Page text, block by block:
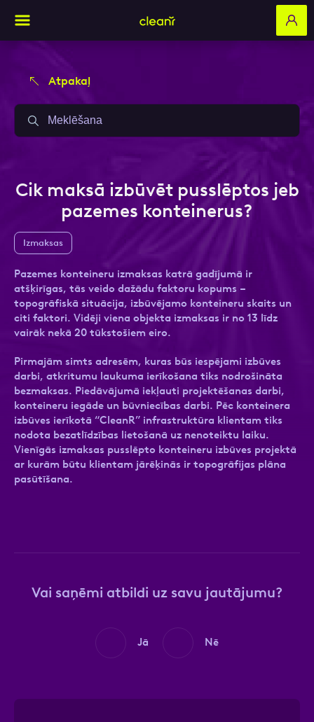
Atpakaļ
Cik maksā izbūvēt pusslēptos jeb
pazemes konteinerus?
Izmaksas
Pazemes konteineru izmaksas katrā gadījumā ir
atšķirīgas, tās veido dažādu faktoru kopums –
topogrāfiskā situācija, izbūvējamo konteineru skaits un
citi faktori. Vidēji viena objekta izmaksas ir no 13 līdz
vairāk nekā 20 tūkstošiem eiro.
Pirmajām simts adresēm, kuras būs iespējami izbūves
darbi, atkritumu laukuma ierīkošana tiks nodrošināta
bezmaksas. Piedāvājumā iekļauti projektēšanas darbi,
konteineru iegāde un būvniecības darbi. Pēc konteinera
izbūves ierīkotā “CleanR” infrastruktūra klientam tiks
nodota bezatlīdzības lietošanā uz nenoteiktu laiku.
Vienīgās izmaksas pusslēpto konteineru izbūves projektā
ar kurām būtu klientam jārēķinās ir topogrāfijas plāna
pasūtīšana.
Vai saņēmi atbildi uz savu jautājumu?
Jā Nē
Aizpildi pieteikuma formu un mēs ar tevi
sazināsimies
E-pasts
Kontakttālrunis
Ziņa
Aizpildi pieteikuma formu un mēs ar tevi
sazināsimies
E-pasts
Kontakttālrunis
Ziņa